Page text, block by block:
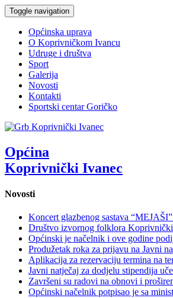
Toggle navigation
Općinska uprava
O Koprivničkom Ivancu
Udruge i društva
Sport
Galerija
Novosti
Kontakti
Sportski centar Goričko
Općina
Koprivnički Ivanec
Novosti
Koncert glazbenog sastava
Društvo izvornog folklora
Općinski je načelnik i ove godine
Produžetak roka za prijavu na Javni
Aplikacija za rezervaciju termina na
Javni natječaj za dodjelu stipendija
Završeni su radovi na obnovi i
Općinski načelnik potpisao je sa